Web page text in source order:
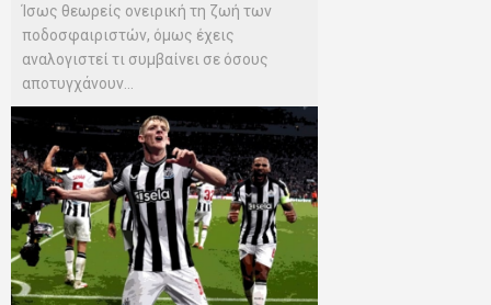
Ίσως θεωρείς ονειρική τη ζωή των
ποδοσφαιριστών, όμως έχεις
αναλογιστεί τι συμβαίνει σε όσους
αποτυγχάνουν...